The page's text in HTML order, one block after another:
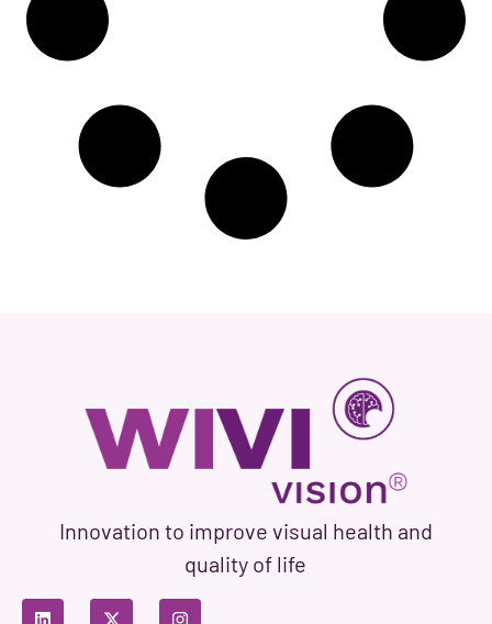
Innovation to improve visual health and
quality of life